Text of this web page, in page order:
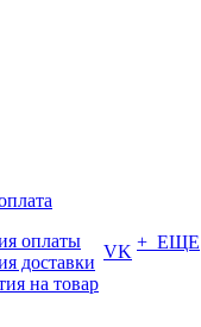
оплаты
доставки
на товар
VK + ЕЩЕ